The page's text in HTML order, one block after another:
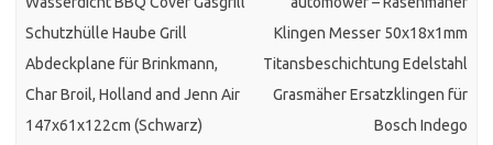
Schutzhülle Haube Grill
Abdeckplane für Brinkmann,
Char Broil, Holland and Jenn Air
147x61x122cm (Schwarz)
Klingen Messer 50x18x1mm
Titansbeschichtung Edelstahl
Grasmäher Ersatzklingen für
Bosch Indego